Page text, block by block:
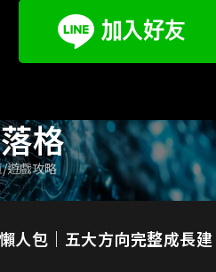
格
遊戲攻略
人包｜五大方向完整成長建